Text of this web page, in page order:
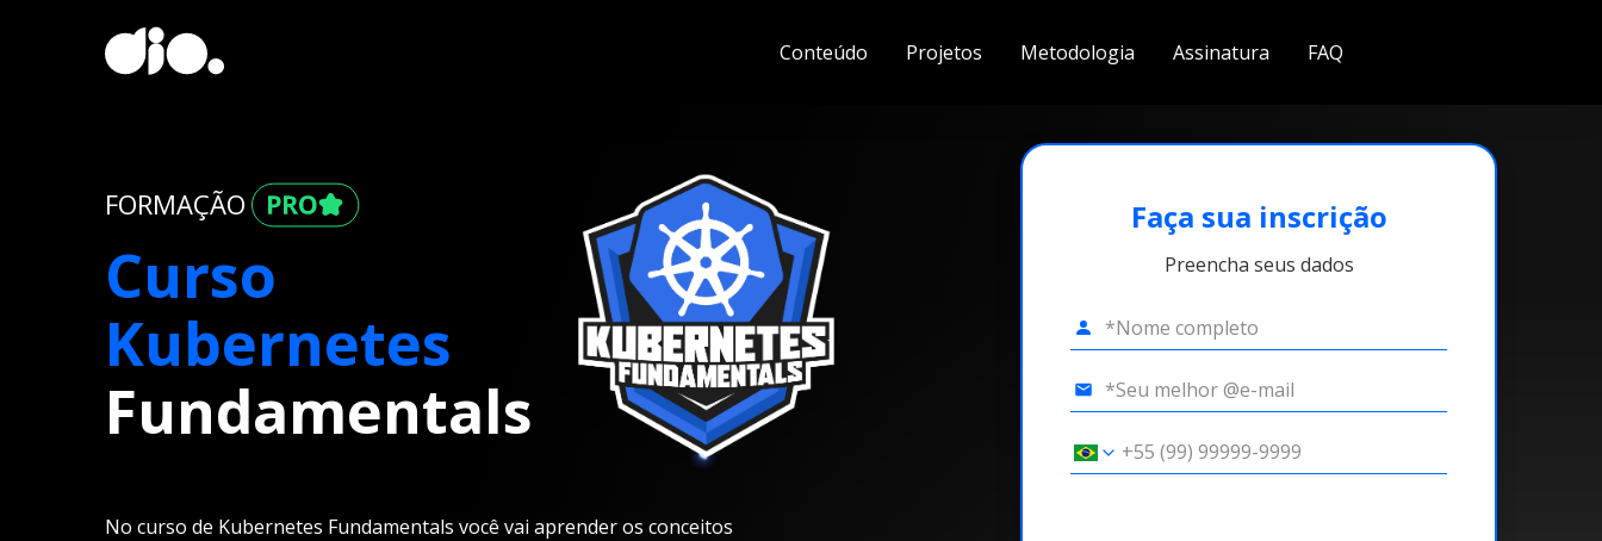
Conteúdo Projetos Metodologia Assinatura FAQ
FORMAÇÃO
Curso
Kubernetes
Fundamentals
No curso de Kubernetes Fundamentals você vai aprender os conceitos
Faça sua inscrição
Preencha seus dados